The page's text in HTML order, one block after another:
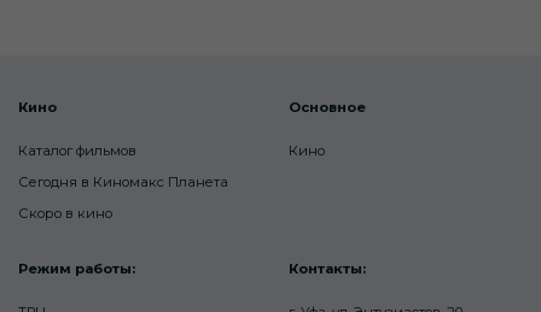
Кино
Каталог фильмов
Сегодня в Киномакс Планета
Скоро в кино
Основное
Кино
Режим работы: Контакты: